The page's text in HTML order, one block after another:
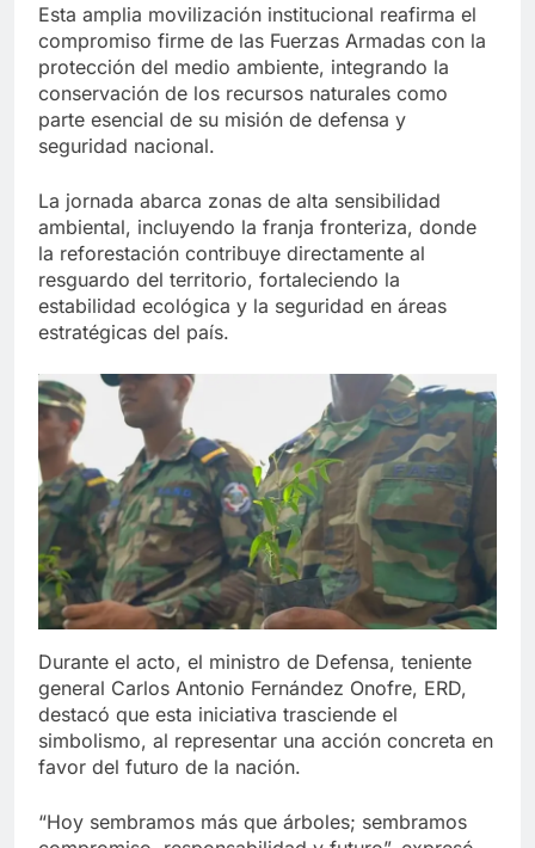
Esta amplia movilización institucional reafirma el
compromiso firme de las Fuerzas Armadas con la
protección del medio ambiente, integrando la
conservación de los recursos naturales como
parte esencial de su misión de defensa y
seguridad nacional.
La jornada abarca zonas de alta sensibilidad
ambiental, incluyendo la franja fronteriza, donde
la reforestación contribuye directamente al
resguardo del territorio, fortaleciendo la
estabilidad ecológica y la seguridad en áreas
estratégicas del país.
Durante el acto, el ministro de Defensa, teniente
general Carlos Antonio Fernández Onofre, ERD,
destacó que esta iniciativa trasciende el
simbolismo, al representar una acción concreta en
favor del futuro de la nación.
“Hoy sembramos más que árboles; sembramos